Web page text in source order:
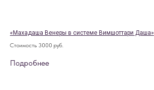
«Махадаша Венеры в системе Вимшоттари Даша»
Стоимость 3000 руб.
Подробнее